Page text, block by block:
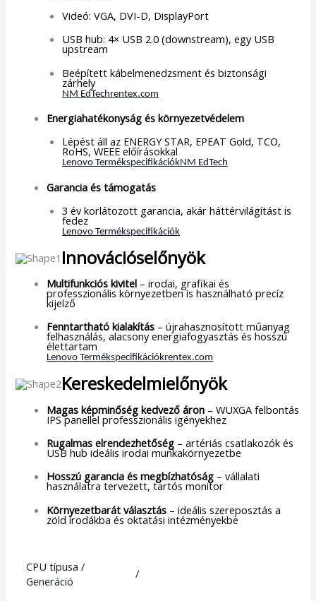
Videó: VGA, DVI-D, DisplayPort
USB hub: 4× USB 2.0 (downstream), egy USB
upstream
Beépített kábelmenedzsment és biztonsági
zárhely
NM EdTechrentex.com
Energiahatékonyság és környezetvédelem
Lépést áll az ENERGY STAR, EPEAT Gold, TCO,
RoHS, WEEE előírásokkal
Lenovo TermékspecifikációkNM EdTech
Garancia és támogatás
3 év korlátozott garancia, akár háttérvilágítást is
fedez
Lenovo Termékspecifikációk
Innovációselőnyök
Multifunkciós kivitel – irodai, grafikai és
professzionális környezetben is használható precíz
kijelző
Fenntartható kialakítás – újrahasznosított műanyag
felhasználás, alacsony energiafogyasztás és hosszú
élettartam
Lenovo Termékspecifikációkrentex.com
Kereskedelmielőnyök
Magas képminőség kedvező áron – WUXGA felbontás
IPS panellel professzionális igényekhez
Rugalmas elrendezhetőség – artériás csatlakozók és
USB hub ideális irodai munkakörnyezetbe
Hosszú garancia és megbízhatóság – vállalati
használatra tervezett, tartós monitor
Környezetbarát választás – ideális szereposztás a
zöld irodákba és oktatási intézményekbe
CPU típusa /
Generáció
/